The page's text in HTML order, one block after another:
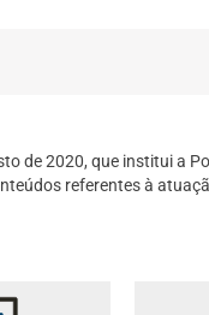
de 2020, que institui a
referentes à